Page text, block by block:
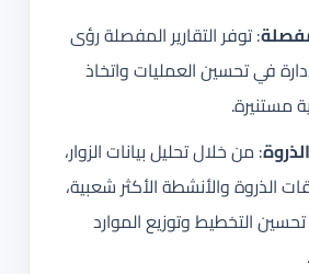
: توفر التقارير المفصلة رؤى
في تحسين العمليات واتخاذ
مستنيرة.
: من خلال تحليل بيانات الزوار،
الذروة والأنشطة الأكثر شعبية،
التخطيط وتوزيع الموارد